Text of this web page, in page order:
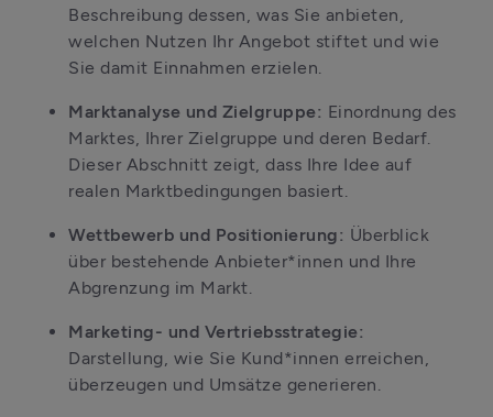
Beschreibung dessen, was Sie anbieten,
welchen Nutzen Ihr Angebot stiftet und wie
Sie damit Einnahmen erzielen.
Marktanalyse und Zielgruppe: Einordnung des
Marktes, Ihrer Zielgruppe und deren Bedarf.
Dieser Abschnitt zeigt, dass Ihre Idee auf
realen Marktbedingungen basiert.
Wettbewerb und Positionierung: Überblick
über bestehende Anbieter*innen und Ihre
Abgrenzung im Markt.
Marketing- und Vertriebsstrategie:
Darstellung, wie Sie Kund*innen erreichen,
überzeugen und Umsätze generieren.